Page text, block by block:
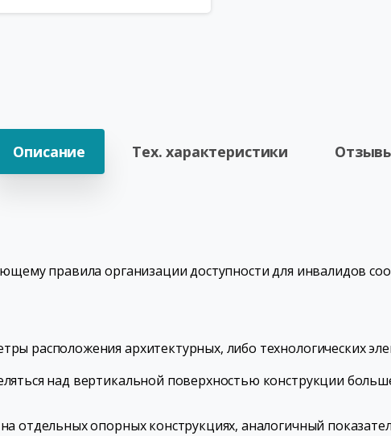
Описание Тех. характеристики
правила организации доступности для инвалидов
расположения архитектурных, либо технологических
над вертикальной поверхностью конструкции
отдельных опорных конструкциях, аналогичный